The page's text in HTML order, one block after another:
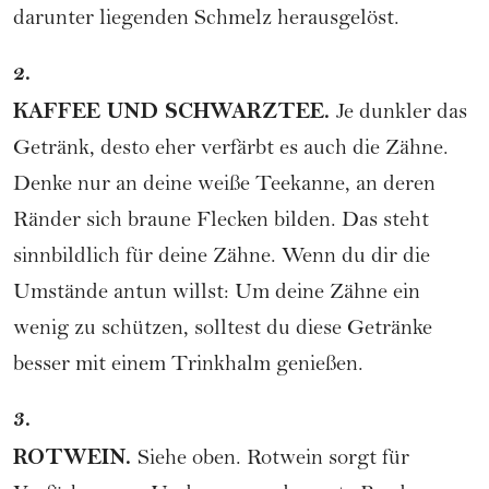
darunter liegenden Schmelz herausgelöst.
2.
KAFFEE UND SCHWARZTEE. Je dunkler das
Getränk, desto eher verfärbt es auch die Zähne.
Denke nur an deine weiße Teekanne, an deren
Ränder sich braune Flecken bilden. Das steht
sinnbildlich für deine Zähne. Wenn du dir die
Umstände antun willst: Um deine Zähne ein
wenig zu schützen, solltest du diese Getränke
besser mit einem Trinkhalm genießen.
3.
ROTWEIN. Siehe oben. Rotwein sorgt für